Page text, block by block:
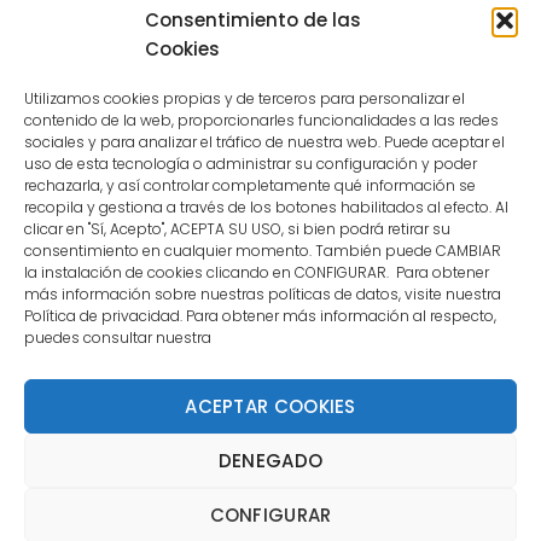
Consentimiento de las
Cookies
Utilizamos cookies propias y de terceros para personalizar el
contenido de la web, proporcionarles funcionalidades a las redes
sociales y para analizar el tráfico de nuestra web. Puede aceptar el
uso de esta tecnología o administrar su configuración y poder
rechazarla, y así controlar completamente qué información se
recopila y gestiona a través de los botones habilitados al efecto. Al
clicar en "Sí, Acepto", ACEPTA SU USO, si bien podrá retirar su
consentimiento en cualquier momento. También puede CAMBIAR
la instalación de cookies clicando en CONFIGURAR. Para obtener
más información sobre nuestras políticas de datos, visite nuestra
Política de privacidad. Para obtener más información al respecto,
puedes consultar nuestra
ACEPTAR COOKIES
DENEGADO
CONFIGURAR
because the user is not a confirmed
CONTACTO
MENÚ PRINCIPAL
MI CUENTA
DOCUMENTACIÓN
reservados. | La Mejor Tienda de Dardos y Dianas de